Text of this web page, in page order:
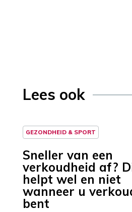
Lees ook
GEZONDHEID & SPORT
Sneller van een
verkoudheid af?
helpt wel en niet
wanneer u
bent